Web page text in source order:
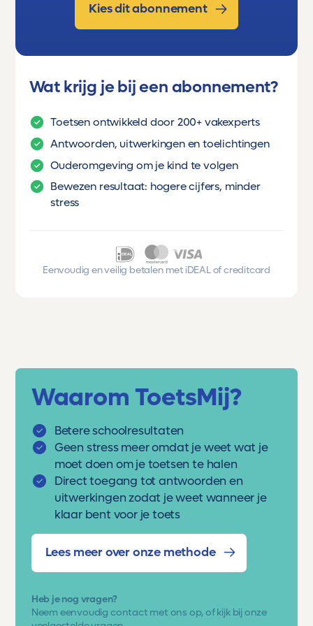
Kies dit abonnement
Wat krijg je bij een abonnement?
Toetsen ontwikkeld door 200+ vakexperts
Antwoorden, uitwerkingen en toelichtingen
Ouderomgeving om je kind te volgen
Bewezen resultaat: hogere cijfers, minder
stress
Eenvoudig en veilig betalen met iDEAL of creditcard
Waarom ToetsMij?
Betere schoolresultaten
Geen stress meer omdat je weet wat je
moet doen om je toetsen te halen
Direct toegang tot antwoorden en
uitwerkingen zodat je weet wanneer je
klaar bent voor je toets
Lees meer over onze methode
Heb je nog vragen?
Neem eenvoudig contact met ons op, of kijk bij onze